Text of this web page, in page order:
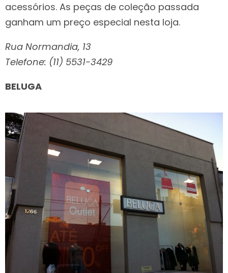
acessórios. As peças de coleção passada
ganham um preço especial nesta loja.
Rua Normandia, 13
Telefone: (11) 5531-3429
BELUGA